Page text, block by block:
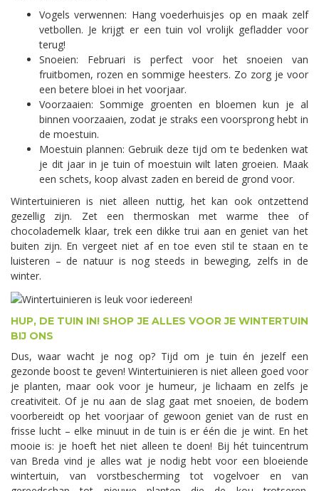
Vogels verwennen: Hang voederhuisjes op en maak zelf
vetbollen. Je krijgt er een tuin vol vrolijk gefladder voor
terug!
Snoeien: Februari is perfect voor het snoeien van
fruitbomen, rozen en sommige heesters. Zo zorg je voor
een betere bloei in het voorjaar.
Voorzaaien: Sommige groenten en bloemen kun je al
binnen voorzaaien, zodat je straks een voorsprong hebt in
de moestuin.
Moestuin plannen: Gebruik deze tijd om te bedenken wat
je dit jaar in je tuin of moestuin wilt laten groeien. Maak
een schets, koop alvast zaden en bereid de grond voor.
Wintertuinieren is niet alleen nuttig, het kan ook ontzettend
gezellig zijn. Zet een thermoskan met warme thee of
chocolademelk klaar, trek een dikke trui aan en geniet van het
buiten zijn. En vergeet niet af en toe even stil te staan en te
luisteren – de natuur is nog steeds in beweging, zelfs in de
winter.
HUP, DE TUIN IN! SHOP JE ALLES VOOR JE WINTERTUIN
BIJ ONS
Dus, waar wacht je nog op? Tijd om je tuin én jezelf een
gezonde boost te geven! Wintertuinieren is niet alleen goed voor
je planten, maar ook voor je humeur, je lichaam en zelfs je
creativiteit. Of je nu aan de slag gaat met snoeien, de bodem
voorbereidt op het voorjaar of gewoon geniet van de rust en
frisse lucht – elke minuut in de tuin is er één die je wint. En het
mooie is: je hoeft het niet alleen te doen! Bij hét tuincentrum
van Breda vind je alles wat je nodig hebt voor een bloeiende
wintertuin, van vorstbescherming tot vogelvoer en van